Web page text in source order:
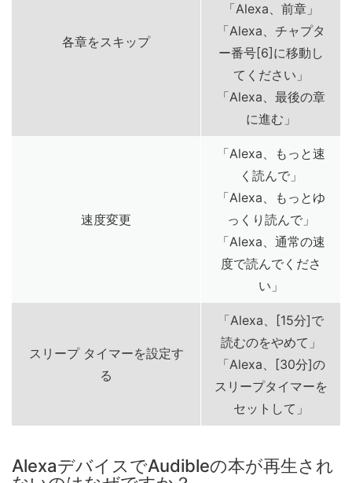
各章をスキップ
「Alexa、前章」
「Alexa、チャプタ
ー番号[6]に移動し
てください」
「Alexa、最後の章
に進む」
速度変更
「Alexa、もっと速
く読んで」
「Alexa、もっとゆ
っくり読んで」
「Alexa、通常の速
度で読んでくださ
い」
スリープ タイマーを設定す
る
「Alexa、[15分]で
読むのをやめて」
「Alexa、[30分]の
スリープタイマーを
セットして」
AlexaデバイスでAudibleの本が再生され